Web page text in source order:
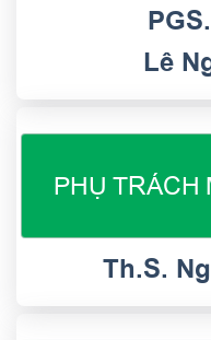
Lê
PHỤ TRÁCH
Th.S.